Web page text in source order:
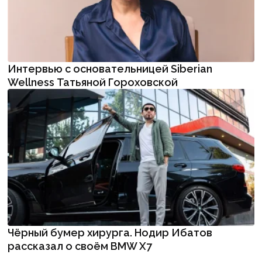
Интервью с основательницей Siberian
Wellness Татьяной Гороховской
Чёрный бумер хирурга. Нодир Ибатов
рассказал о своём BMW X7